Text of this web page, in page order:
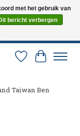
via PostNL en DHL.
te maken. 0251-
Verlanglijst
Taiwan Ben
met het gebruik van
bericht verbergen